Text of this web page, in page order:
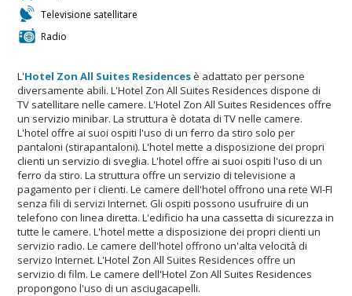
Televisione satellitare
Radio
L'Hotel Zon All Suites Residencesè adattato per persone
diversamente abili. L'Hotel Zon All Suites Residences dispone di
TV satellitare nelle camere. L'Hotel Zon All Suites Residences offre
un servizio minibar. La struttura è dotata di TV nelle camere.
L'hotel offre ai suoi ospiti l'uso di un ferro da stiro solo per
pantaloni (stirapantaloni). L'hotel mette a disposizione dei propri
clienti un servizio di sveglia. L'hotel offre ai suoi ospiti l'uso di un
ferro da stiro. La struttura offre un servizio di televisione a
pagamento per i clienti. Le camere dell'hotel offrono una rete WI-FI
senza fili di servizi Internet. Gli ospiti possono usufruire di un
telefono con linea diretta. L'edificio ha una cassetta di sicurezza in
tutte le camere. L'hotel mette a disposizione dei propri clienti un
servizio radio. Le camere dell'hotel offrono un'alta velocità di
servizo Internet. L'Hotel Zon All Suites Residences offre un
servizio di film. Le camere dell'Hotel Zon All Suites Residences
propongono l'uso di un asciugacapelli.